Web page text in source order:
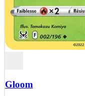
Gloom